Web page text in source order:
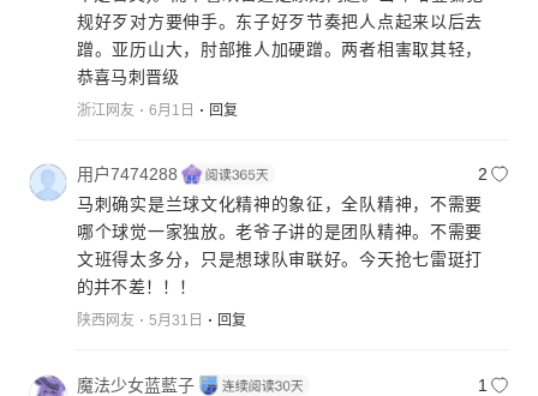
规好歹对方要伸手。东子好歹节奏把人点起来以后去
蹭。亚历山大，肘部推人加硬蹭。两者相害取其轻，
恭喜马刺晋级
浙江网友 6月1日 回复
用户7474288
2
马刺确实是兰球文化精神的象征，全队精神，不需要
哪个球觉一家独放。老爷子讲的是团队精神。不需要
文班得太多分，只是想球队审联好。今天抢七雷珽打
的并不差！！！
陕西网友 5月31日 回复
魔法少女蓝藍子
1